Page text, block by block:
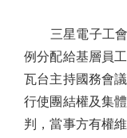
三星電子工會
例分配給基層員
瓦台主持國務會
行使團結權及集
判，當事方有權